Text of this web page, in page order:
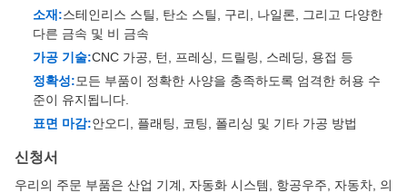
소재:스테인리스 스틸, 탄소 스틸, 구리, 나일론, 그리고 다양한
다른 금속 및 비 금속
가공 기술:CNC 가공, 턴, 프레싱, 드릴링, 스레딩, 용접 등
정확성:모든 부품이 정확한 사양을 충족하도록 엄격한 허용 수
준이 유지됩니다.
표면 마감:안오디, 플래팅, 코팅, 폴리싱 및 기타 가공 방법
신청서
우리의 주문 부품은 산업 기계, 자동화 시스템, 항공우주, 자동차, 의